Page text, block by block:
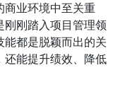
商业环境中至关重
刚踏入项目管理领
都是脱颖而出的关
还能提升绩效、降低